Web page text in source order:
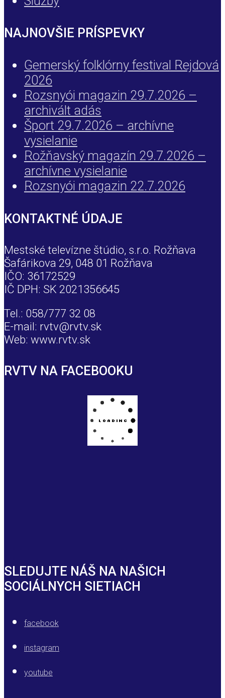
NAJNOVŠIE PRÍSPEVKY
Gemerský folklórny festival Rejdová
2026
Rozsnyói magazin 29.7.2026 –
archivált adás
Šport 29.7.2026 – archívne
vysielanie
Rožňavský magazín 29.7.2026 –
archívne vysielanie
Rozsnyói magazin 22.7.2026
KONTAKTNÉ ÚDAJE
Mestské televízne štúdio, s.r.o. Rožňava
Šafárikova 29, 048 01 Rožňava
IČO: 36172529
IČ DPH: SK 2021356645
Tel.: 058/777 32 08
E-mail: rvtv@rvtv.sk
Web: www.rvtv.sk
RVTV NA FACEBOOKU
SLEDUJTE NÁŠ NA NAŠICH
SOCIÁLNYCH SIETIACH
facebook
instagram
youtube